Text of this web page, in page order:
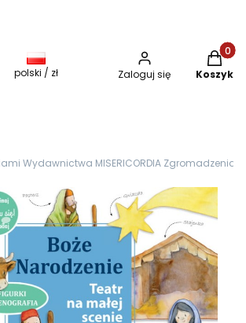
wyszukiwarkę
polski / zł Zaloguj się Koszyk
Wydawnictwa MISERICORDIA Zgromadzenia